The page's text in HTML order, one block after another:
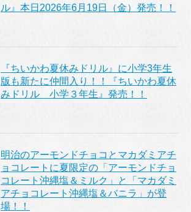
ル』本日2026年6月19日（金）発売！！
『ちいかわ夏休みドリル』に小学3年生
版も新たに仲間入り！！『ちいかわ夏休
みドリル 小学３年生』発売！！
明治のアーモンドチョコとマカダミアチ
ョコレートに夏限定の「アーモンドチョ
コレート沖縄塩＆ミルク」と「マカダミ
アチョコレート沖縄塩＆バニラ」が登
場！！